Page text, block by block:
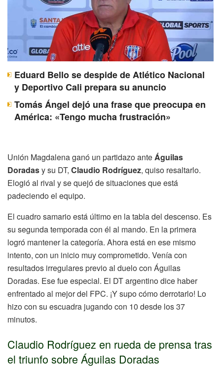
Eduard Bello se despide de Atlético Nacional
y Deportivo Cali prepara su anuncio
Tomás Ángel dejó una frase que preocupa en
América: «Tengo mucha frustración»
Unión Magdalena ganó un partidazo anteÁguilas
Doradasy su DT, Claudio Rodríguez, quiso resaltarlo.
Elogió al rival y se quejó de situaciones que está
padeciendo el equipo.
El cuadro samario está último en la tabla del descenso. Es
su segunda temporada con él al mando. En la primera
logró mantener la categoría. Ahora está en ese mismo
intento, con un inicio muy comprometido. Venía con
resultados irregulares previo al duelo con Águilas
Doradas. Ese fue especial. El DT argentino dice haber
enfrentado al mejor del FPC. ¡Y supo cómo derrotarlo! Lo
hizo con su escuadra jugando con 10 desde los 37
minutos.
Claudio Rodríguez en rueda de prensa tras
el triunfo sobre Águilas Doradas